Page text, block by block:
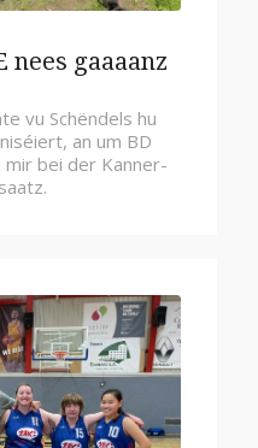
nees gaaaanz
vu Schëndels hu
an um BD
mir bei der Kanner-